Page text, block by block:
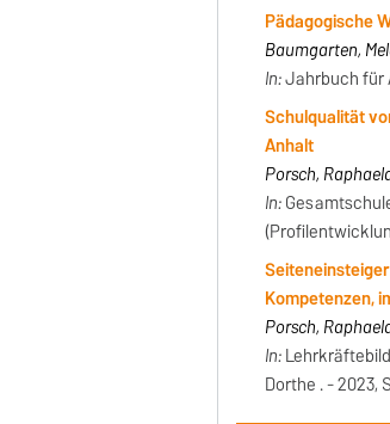
Pädagogische
Baumgarten,
In:Jahrbuch für
Schulqualität
Anhalt
Porsch,
In:
Kompetenzen,
Porsch,
In:
Dorthe . - 2023,